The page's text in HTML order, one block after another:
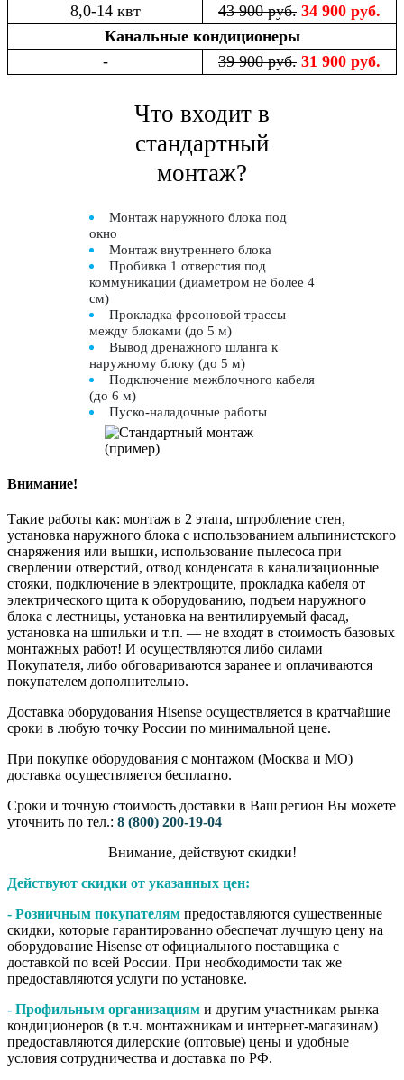
8,0-14 квт
43 900 руб. 34 900 руб.
Канальные кондиционеры
-
39 900 руб. 31 900 руб.
Что входит в
стандартный
монтаж?
Монтаж наружного блока под
окно
Монтаж внутреннего блока
Пробивка 1 отверстия под
коммуникации (диаметром не более 4
см)
Прокладка фреоновой трассы
между блоками (до 5 м)
Вывод дренажного шланга к
наружному блоку (до 5 м)
Подключение межблочного кабеля
(до 6 м)
Пуско-наладочные работы
Внимание!
Такие работы как: монтаж в 2 этапа, штробление стен,
установка наружного блока с использованием альпинистского
снаряжения или вышки, использование пылесоса при
сверлении отверстий, отвод конденсата в канализационные
стояки, подключение в электрощите, прокладка кабеля от
электрического щита к оборудованию, подъем наружного
блока с лестницы, установка на вентилируемый фасад,
установка на шпильки и т.п. — не входят в стоимость базовых
монтажных работ! И осуществляются либо силами
Покупателя, либо обговариваются заранее и оплачиваются
покупателем дополнительно.
Доставка оборудования Hisense осуществляется в кратчайшие
сроки в любую точку России по минимальной цене.
При покупке оборудования с монтажом (Москва и МО)
доставка осуществляется бесплатно.
Сроки и точную стоимость доставки в Ваш регион Вы можете
уточнить по тел.: 8 (800) 200-19-04
Внимание,​ действуют​ скидки!
Действуют скидки от указанных цен:
- Розничным покупателям предоставляются существенные
скидки, которые гарантированно обеспечат лучшую цену на
оборудование Hisense от официального поставщика с
доставкой по всей России. При необходимости так же
предоставляются услуги по установке.
- Профильным организациям и другим участникам рынка
кондиционеров (в т.ч. монтажникам и интернет-магазинам)
предоставляются дилерские (оптовые) цены и удобные
условия сотрудничества и доставка по РФ.